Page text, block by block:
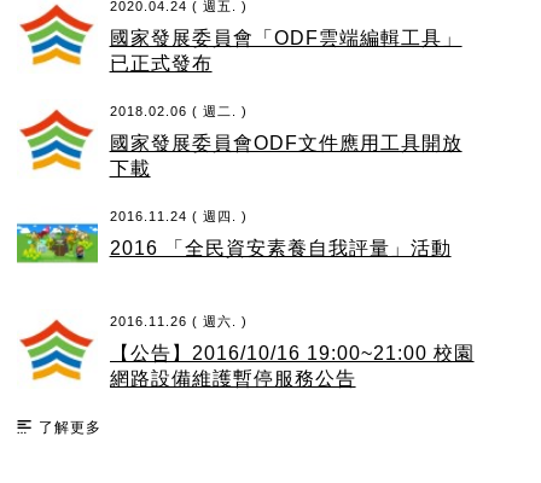
2020.04.24 ( 週五. )
國家發展委員會「ODF雲端編輯工具」
已正式發布
2018.02.06 ( 週二. )
國家發展委員會ODF文件應用工具開放
下載
2016.11.24 ( 週四. )
2016 「全民資安素養自我評量」活動
2016.11.26 ( 週六. )
【公告】2016/10/16 19:00~21:00 校園
網路設備維護暫停服務公告
了解更多